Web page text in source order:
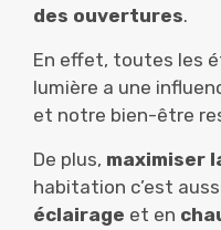
des ouvertures.
En effet, toutes les
lumière a une
et notre bien-être
De plus, maximiser
habitation c’est
éclairage et en